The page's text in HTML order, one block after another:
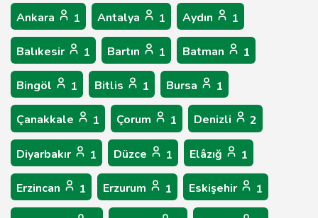
Ankara 1 Antalya 1 Aydın 1
Balıkesir 1 Bartın 1 Batman 1
Bingöl 1 Bitlis 1 Bursa 1
Çanakkale 1 Çorum 1 Denizli 2
Diyarbakır 1 Düzce 1 Elâzığ 1
Erzincan 1 Erzurum 1 Eskişehir 1